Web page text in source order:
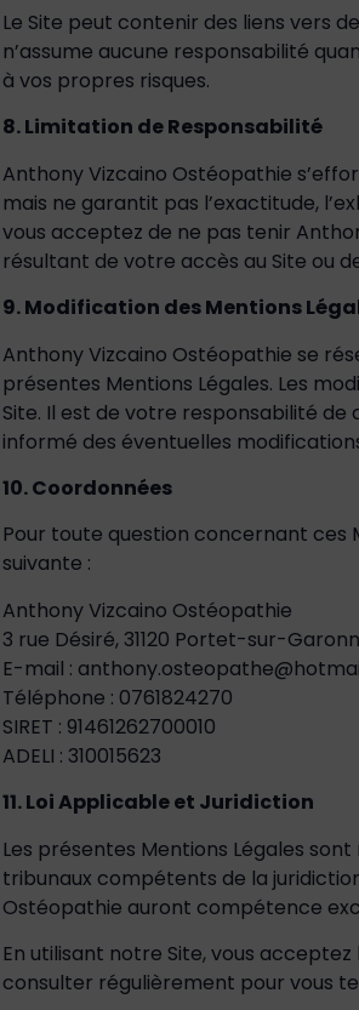
Le Site peut contenir des liens vers
n’assume aucune responsabilité
à vos propres risques.
8. Limitation de Responsabilité
Anthony Vizcaino Ostéopathie
mais ne garantit pas l’exactitude,
vous acceptez de ne pas tenir
résultant de votre accès au Site ou
9. Modification des Mentions
Anthony Vizcaino Ostéopathie se
présentes Mentions Légales. Les
Site. Il est de votre responsabilité
informé des éventuelles
10. Coordonnées
Pour toute question concernant ces
suivante :
Anthony Vizcaino Ostéopathie
3 rue Désiré, 31120 Portet-sur-
E-mail :
Téléphone : 0761824270
SIRET : 91461262700010
ADELI : 310015623
11. Loi Applicable et Juridiction
Les présentes Mentions Légales
tribunaux compétents de la
Ostéopathie auront compétence
En utilisant notre Site, vous
consulter régulièrement pour vous